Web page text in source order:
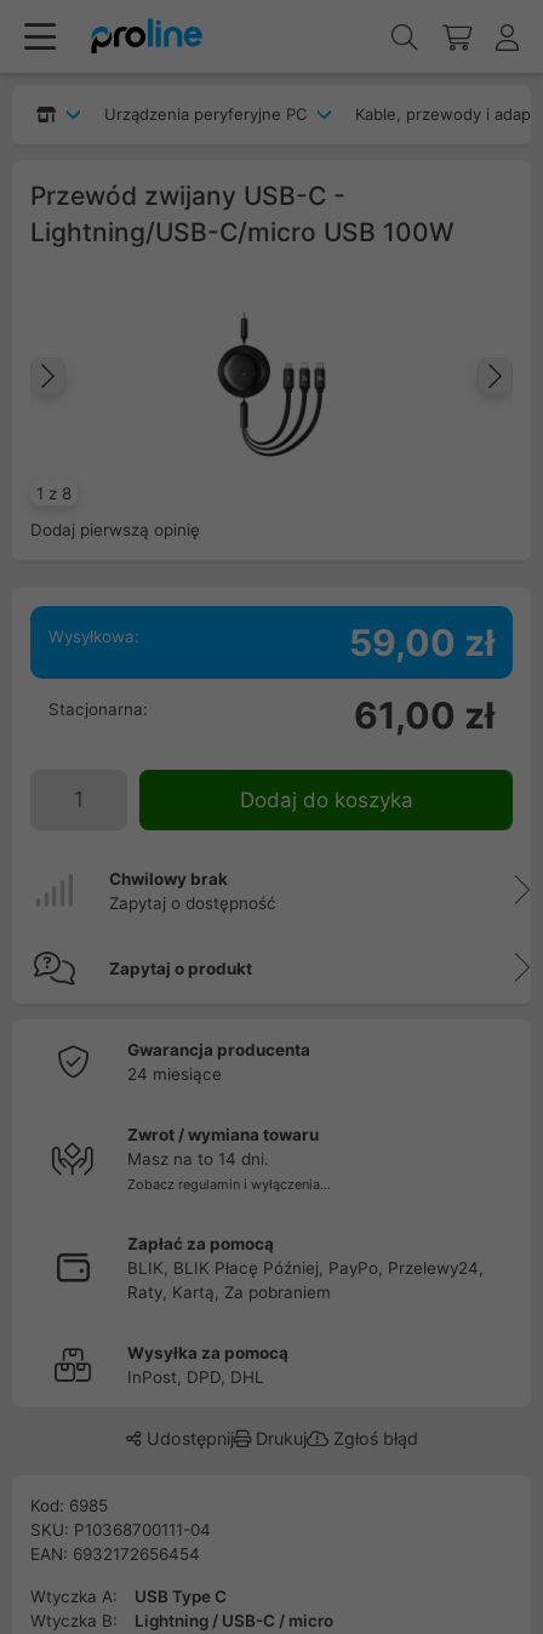
Urządzenia peryferyjne PC Kable, przewody i
Przewód zwijany USB-C -
Lightning/USB-C/micro USB 100W
1 z 8
Poprzedni
Dodaj pierwszą opinię
Wysyłkowa: 59,00 zł
Stacjonarna: 61,00 zł
Dodaj do koszyka
Chwilowy brak
Zapytaj o dostępność
Zapytaj o produkt
Gwarancja producenta
24 miesiące
Zwrot / wymiana towaru
Masz na to 14 dni.
Zobacz regulamin i wyłączenia...
Zapłać za pomocą
BLIK, BLIK Płacę Później, PayPo, Przelewy24,
Raty, Kartą, Za pobraniem
Wysyłka za pomocą
InPost, DPD, DHL
Udostępnij Drukuj Zgłoś błąd
Kod: 6985
SKU: P10368700111-04
EAN: 6932172656454
Wtyczka A:
USB Type C
Wtyczka B:
Lightning / USB-C / micro